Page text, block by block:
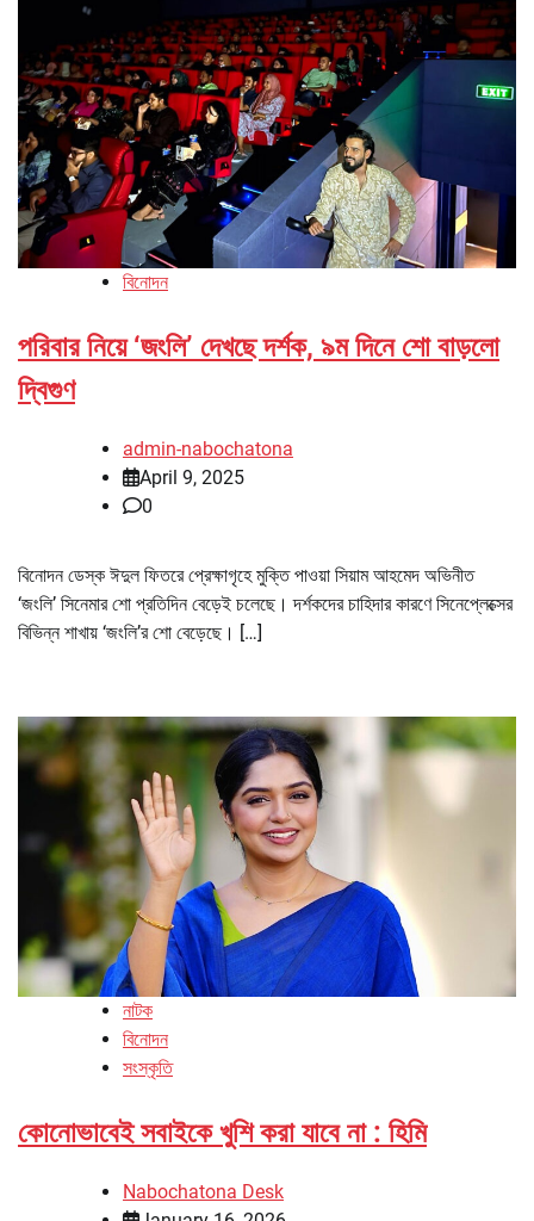
বিনোদন
পরিবার নিয়ে ‘জংলি’ দেখছে দর্শক, ৯ম দিনে শো বাড়লো
দ্বিগুণ
admin-nabochatona
April 9, 2025
0
বিনোদন ডেস্ক ঈদুল ফিতরে প্রেক্ষাগৃহে মুক্তি পাওয়া সিয়াম আহমেদ অভিনীত
‘জংলি’ সিনেমার শো প্রতিদিন বেড়েই চলেছে। দর্শকদের চাহিদার কারণে সিনেপ্লেক্সের
বিভিন্ন শাখায় ‘জংলি’র শো বেড়েছে। […]
নাটক
বিনোদন
সংস্কৃতি
কোনোভাবেই সবাইকে খুশি করা যাবে না : হিমি
Nabochatona Desk